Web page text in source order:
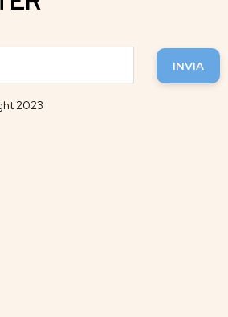
INVIA
2023